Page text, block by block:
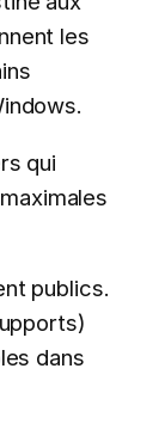
les
qui
publics.
dans